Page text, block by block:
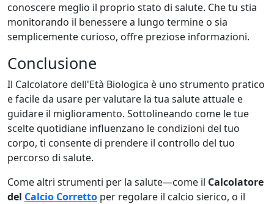
conoscere meglio il proprio stato di salute. Che tu stia
monitorando il benessere a lungo termine o sia
semplicemente curioso, offre preziose informazioni.
Conclusione
Il Calcolatore dell'Età Biologica è uno strumento pratico
e facile da usare per valutare la tua salute attuale e
guidare il miglioramento. Sottolineando come le tue
scelte quotidiane influenzano le condizioni del tuo
corpo, ti consente di prendere il controllo del tuo
percorso di salute.
Come altri strumenti per la salute—come il Calcolatore
del Calcio Corretto per regolare il calcio sierico, o il